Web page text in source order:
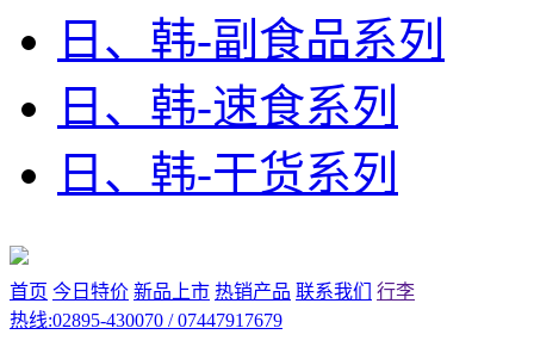
日、韩-副食品系列
日、韩-速食系列
日、韩-干货系列
首页 今日特价 新品上市 热销产品 联系我们
行李
热线:02895-430070 / 07447917679